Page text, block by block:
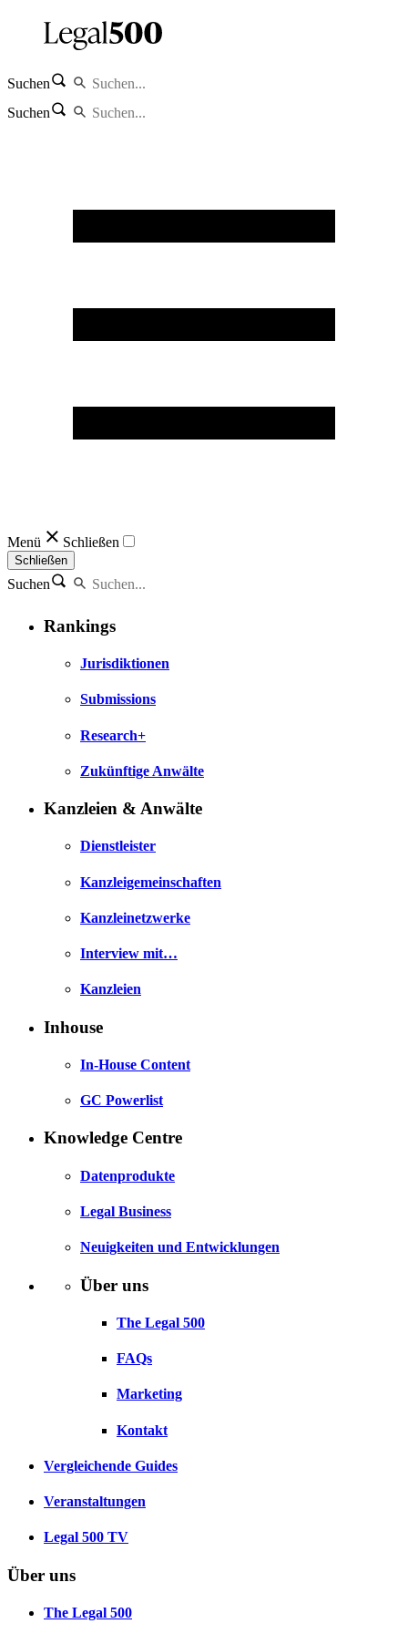
Suchen
Suchen
Menü Schließen
Schließen
Suchen
Rankings
Jurisdiktionen
Submissions
Research+
Zukünftige Anwälte
Kanzleien & Anwälte
Dienstleister
Kanzleigemeinschaften
Kanzleinetzwerke
Interview mit…
Kanzleien
Inhouse
In-House Content
GC Powerlist
Knowledge Centre
Datenprodukte
Legal Business
Neuigkeiten und Entwicklungen
Über uns
The Legal 500
FAQs
Marketing
Kontakt
Vergleichende Guides
Veranstaltungen
Legal 500 TV
Über uns
The Legal 500